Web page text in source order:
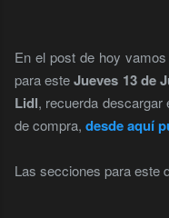
En el post de hoy
para esteJueves 13 de
Lidl, recuerda descargar
de compra, desde aquí
Las secciones para este